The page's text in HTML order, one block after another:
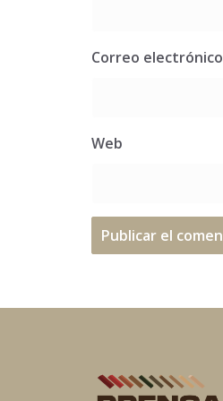
Correo electrónico
Web